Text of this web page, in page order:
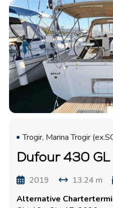
Trogir, Marina Trogir
Dufour 430
2019 13.24 m
Alternative